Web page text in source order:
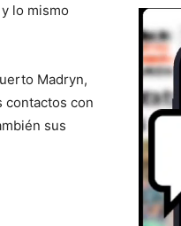
lo mismo
Madryn,
contactos con
sus